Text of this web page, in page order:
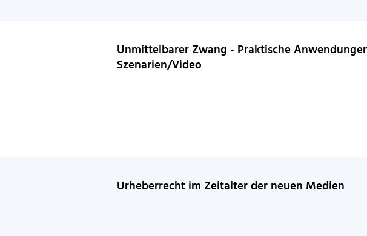
Unmittelbarer Zwang - Praktische
Szenarien/Video
Urheberrecht im Zeitalter der neuen Medien